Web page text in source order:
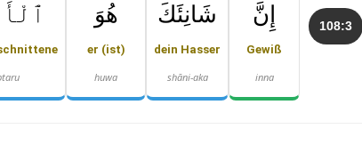
108:3 إِنَّ
Gewiß
inna
شَانِئَكَ
dein Hasser
shāni-aka
هُوَ
er (ist)
huwa